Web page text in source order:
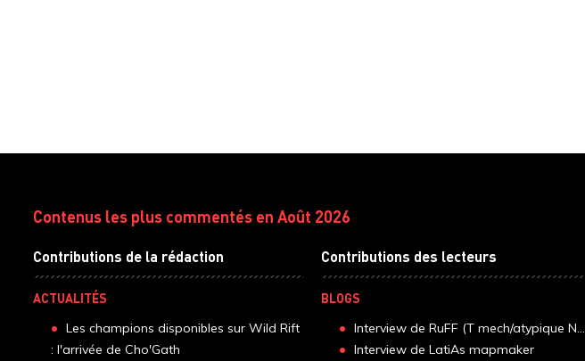
Contenus les plus commentés en Août 2026
Contributions de la rédaction
ACTUALITÉS
Les champions disponibles sur Wild Rift
: l'arrivée de Cho'Gath
Contributions des lecteurs
BLOGS
Interview de RuFF (T mech/atypique N...
Interview de LatiAs mapmaker